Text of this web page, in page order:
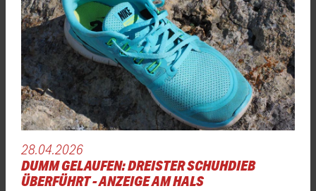
28.04.2026
DUMM GELAUFEN: DREISTER SCHUHDIEB
ÜBERFÜHRT - ANZEIGE AM HALS